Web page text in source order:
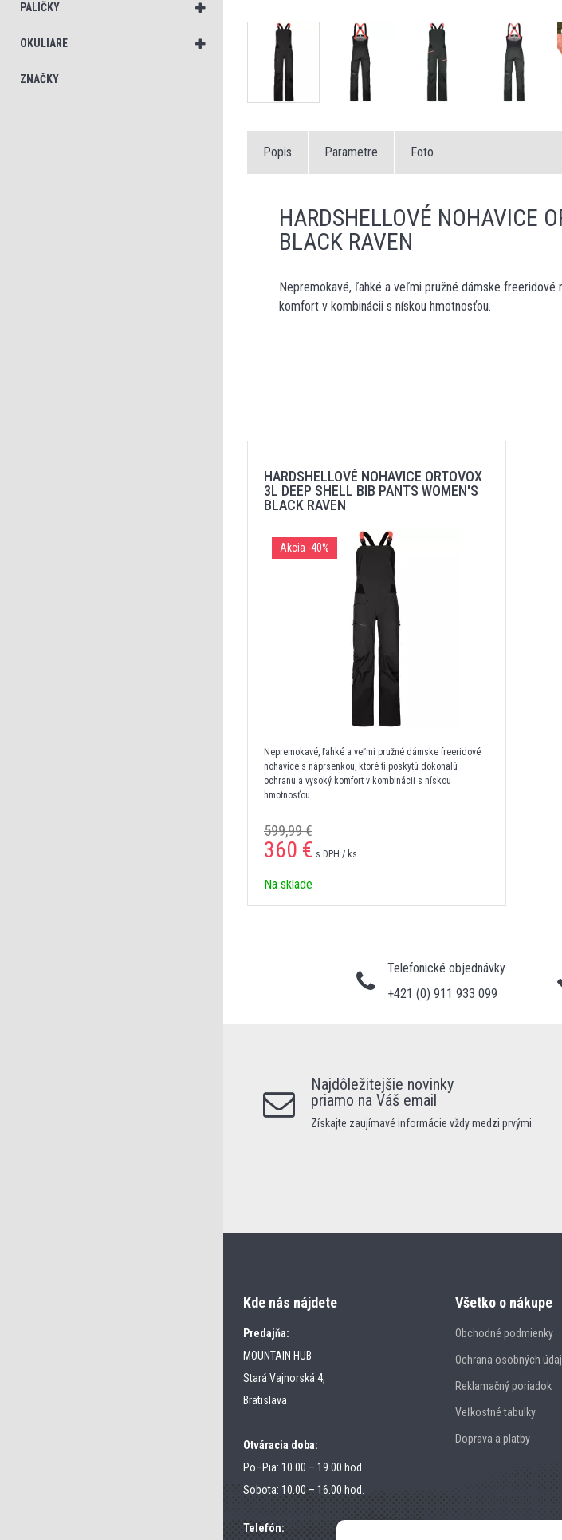
PALIČKY
OKULIARE
ZNAČKY
Popis Parametre Foto
HARDSHELLOVÉ NOHAVICE
BLACK RAVEN
Nepremokavé, ľahké a veľmi pružné dámske freeridové
komfort v kombinácii s nískou hmotnosťou.
HARDSHELLOVÉ NOHAVICE ORTOVOX
3L DEEP SHELL BIB PANTS WOMEN'S
BLACK RAVEN
Akcia -40%
Nepremokavé, ľahké a veľmi pružné dámske freeridové
nohavice s náprsenkou, ktoré ti poskytú dokonalú
ochranu a vysoký komfort v kombinácii s nískou
hmotnosťou.
599,99 €
360 € s DPH / ks
Na sklade
Telefonické objednávky
+421 (0) 911 933 099
Najdôležitejšie novinky
priamo na Váš email
Získajte zaujímavé informácie vždy medzi prvými
Kde nás nájdete
Predajňa:
MOUNTAIN HUB
Stará Vajnorská 4,
Bratislava
Otváracia doba:
Po–Pia: 10.00 – 19.00 hod.
Sobota: 10.00 – 16.00 hod.
Telefón:
Všetko o nákupe
Obchodné podmienky
Ochrana osobných
Reklamačný poriadok
Veľkostné tabulky
Doprava a platby